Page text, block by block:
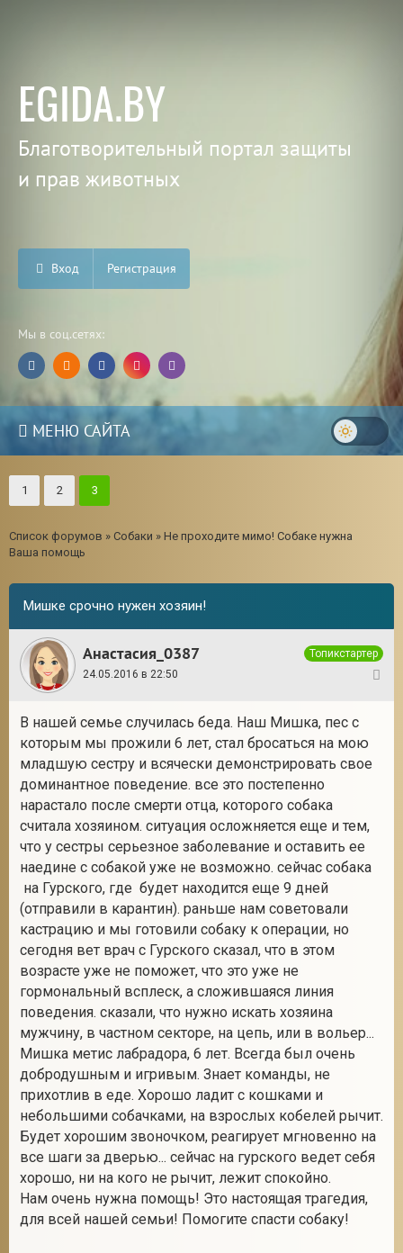
EGIDA.BY
Благотворительный портал защиты
и прав животных
Вход Регистрация
Мы в соц.сетях:
МЕНЮ САЙТА
1 2 3
Список форумов » Собаки » Не проходите мимо! Собаке нужна
Ваша помощь
Мишке срочно нужен хозяин!
Анастасия_0387
Топикстартер
24.05.2016 в 22:50
В нашей семье случилась беда. Наш Мишка, пес с
которым мы прожили 6 лет, стал бросаться на мою
младшую сестру и всячески демонстрировать свое
доминантное поведение. все это постепенно
нарастало после смерти отца, которого собака
считала хозяином. ситуация осложняется еще и тем,
что у сестры серьезное заболевание и оставить ее
наедине с собакой уже не возможно. сейчас собака
на Гурского, где будет находится еще 9 дней
(отправили в карантин). раньше нам советовали
кастрацию и мы готовили собаку к операции, но
сегодня вет врач с Гурского сказал, что в этом
возрасте уже не поможет, что это уже не
гормональный всплеск, а сложившаяся линия
поведения. сказали, что нужно искать хозяина
мужчину, в частном секторе, на цепь, или в вольер...
Мишка метис лабрадора, 6 лет. Всегда был очень
добродушным и игривым. Знает команды, не
прихотлив в еде. Хорошо ладит с кошками и
небольшими собачками, на взрослых кобелей рычит.
Будет хорошим звоночком, реагирует мгновенно на
все шаги за дверью... сейчас на гурского ведет себя
хорошо, ни на кого не рычит, лежит спокойно.
Нам очень нужна помощь! Это настоящая трагедия,
для всей нашей семьи! Помогите спасти собаку!